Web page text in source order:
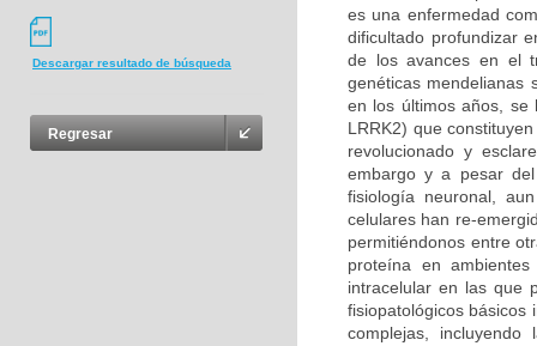
Descargar resultado de búsqueda
Regresar
es una enfermedad
dificultado profundizar
de los avances en el
genéticas mendelianas
en los últimos años, se
LRRK2) que
revolucionado y
embargo y a pesar
fisiología neuronal,
celulares han re-
permitiéndonos entre
proteína en
intracelular en las que
fisiopatológicos básicos
complejas,